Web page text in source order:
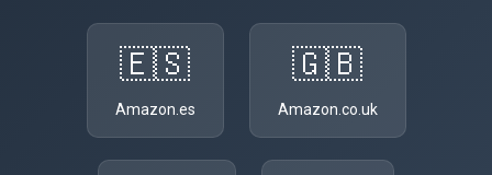
🇪🇸
Amazon.es
🇬🇧
Amazon.co.uk